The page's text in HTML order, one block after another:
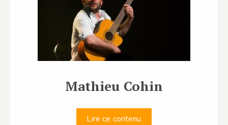
Mathieu Cohin
Lire ce contenu